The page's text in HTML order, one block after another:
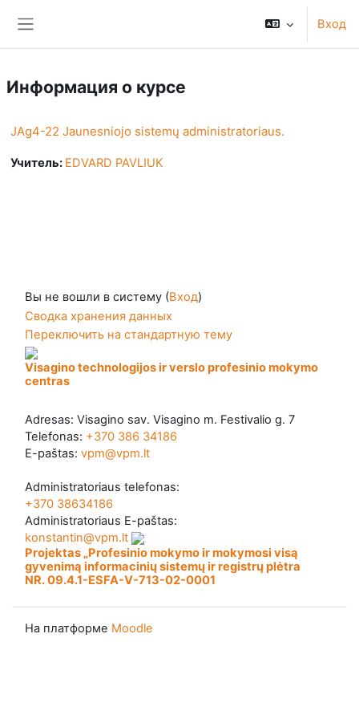
Вход
Информация о курсе
JAg4-22 Jaunesniojo sistemų administratoriaus.
Учитель: EDVARD PAVLIUK
Вы не вошли в систему (Вход)
Сводка хранения данных
Переключить на стандартную тему
Visagino technologijos ir verslo profesinio mokymo
centras
Adresas: Visagino sav. Visagino m. Festivalio g. 7
Telefonas: +370 386 34186
E-paštas: vpm@vpm.lt
Administratoriaus telefonas:
+370 38634186
Administratoriaus E-paštas:
konstantin@vpm.lt
Projektas „Profesinio mokymo ir mokymosi visą
gyvenimą informacinių sistemų ir registrų plėtra
NR. 09.4.1-ESFA-V-713-02-0001
На платформе Moodle